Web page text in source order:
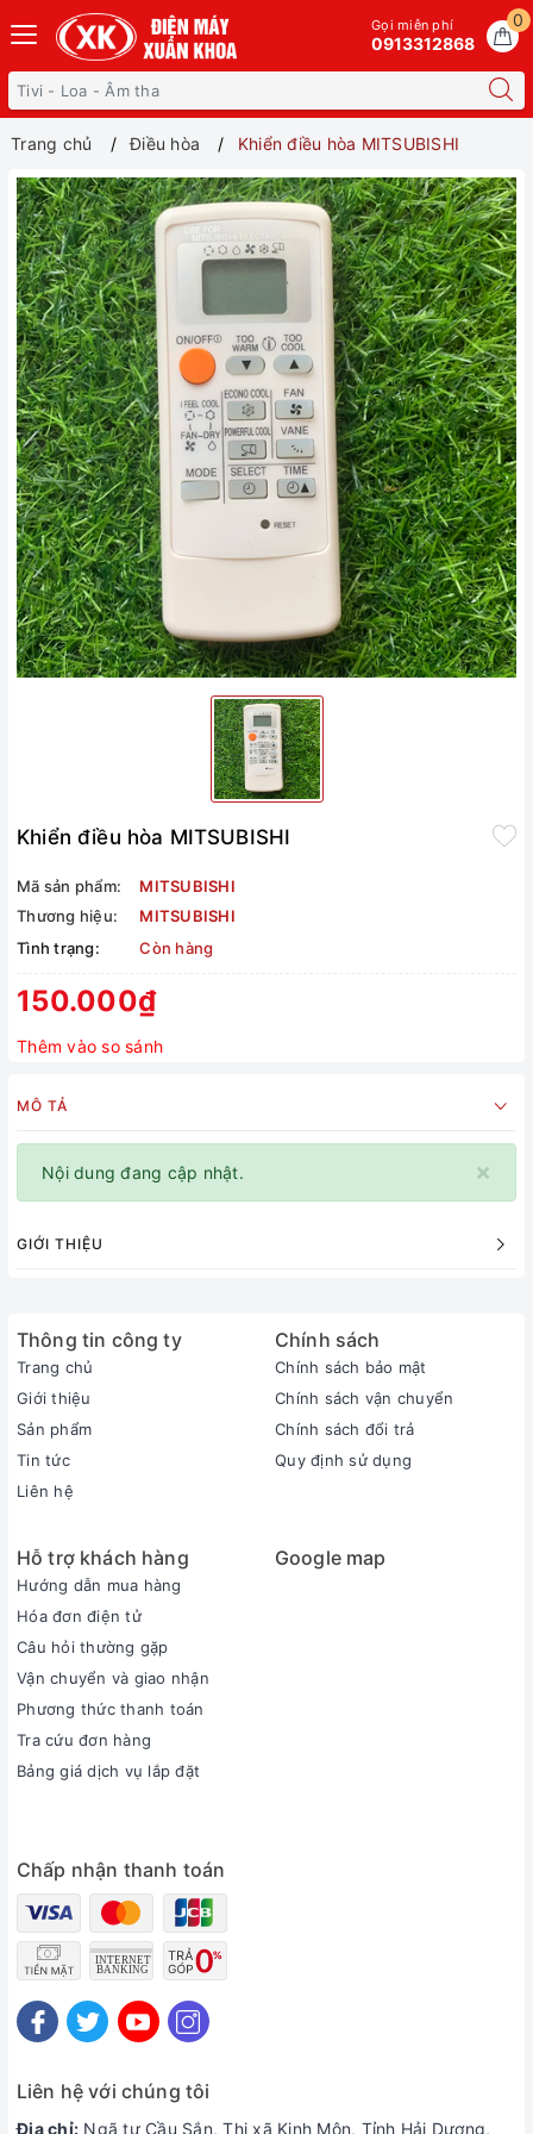
0
Gọi miễn phí
0913312868
Trang chủ Điều hòa Khiển điều hòa MITSUBISHI
Khiển điều hòa MITSUBISHI
Mã sản phẩm:
MITSUBISHI
Thương hiệu:
MITSUBISHI
Tình trạng:
Còn hàng
150.000₫
Thêm vào so sánh
MÔ TẢ
×
Nội dung đang cập nhật.
GIỚI THIỆU
Thông tin công ty
Trang chủ
Giới thiệu
Sản phẩm
Tin tức
Liên hệ
Chính sách
Chính sách bảo mật
Chính sách vận chuyển
Chính sách đổi trả
Quy định sử dụng
Hỗ trợ khách hàng
Hướng dẫn mua hàng
Hóa đơn điện tử
Câu hỏi thường gặp
Vận chuyển và giao nhận
Phương thức thanh toán
Tra cứu đơn hàng
Bảng giá dịch vụ lắp đặt
Google map
Chấp nhận thanh toán
Liên hệ với chúng tôi
Địa chỉ: Ngã tư Cầu Sắn, Thị xã Kinh Môn, Tỉnh Hải Dương,